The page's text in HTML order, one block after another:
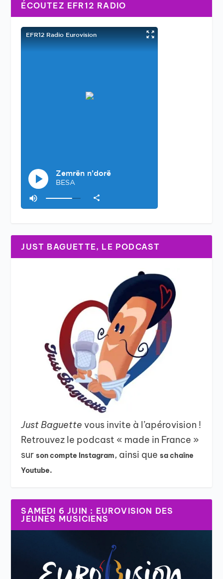
ÉCOUTEZ EFR12 RADIO
JUST BAGUETTE, LE PODCAST
Just Baguettevous invite à l’apérovision !
Retrouvez le podcast « made in France »
surson compte Instagram, ainsi quesa chaîne
Youtube.
SAMEDI 6 JUIN : EUROVISION DES
JEUNES MUSICIENS